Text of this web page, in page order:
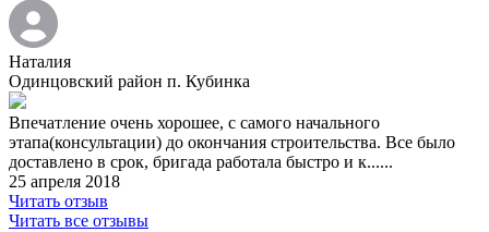
Наталия
Одинцовский район п. Кубинка
Впечатление очень хорошее, с самого начального
этапа(консультации) до окончания строительства. Все было
доставлено в срок, бригада работала быстро и к......
25 апреля 2018
Читать отзыв
Читать все отзывы